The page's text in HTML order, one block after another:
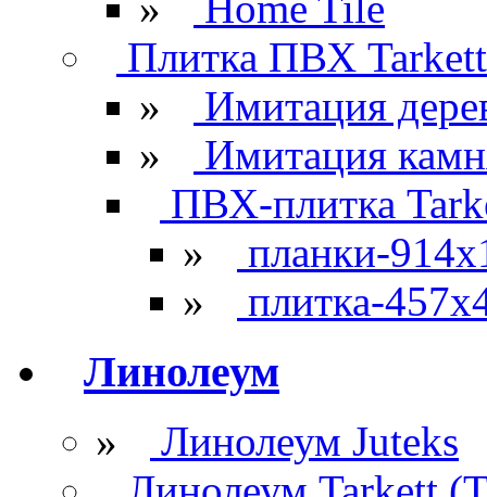
Плитка ПВХ Tarkett
»
Имитация
»
Имитация
ПВХ-плитка
»
планки-
»
плитка-
Линолеум
»
Линолеум Juteks